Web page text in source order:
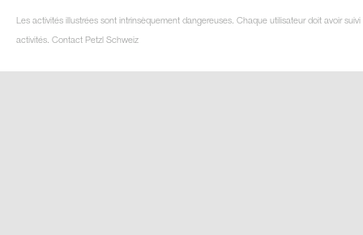
Les activités illustrées sont intrinsèquement dangereuses. Chaque utilisateur doit avoir
activités. Contact Petzl Schweiz